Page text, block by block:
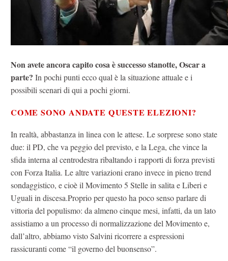
Non avete ancora capito cosa è successo stanotte, Oscar a
parte? In pochi punti ecco qual è la situazione attuale e i
possibili scenari di qui a pochi giorni.
COME SONO ANDATE QUESTE ELEZIONI?
In realtà, abbastanza in linea con le attese. Le sorprese sono state
due: il PD, che va peggio del previsto, e la Lega, che vince la
sfida interna al centrodestra ribaltando i rapporti di forza previsti
con Forza Italia. Le altre variazioni erano invece in pieno trend
sondaggistico, e cioè il Movimento 5 Stelle in salita e Liberi e
Uguali in discesa.Proprio per questo ha poco senso parlare di
vittoria del populismo: da almeno cinque mesi, infatti, da un lato
assistiamo a un processo di normalizzazione del Movimento e,
dall’altro, abbiamo visto Salvini ricorrere a espressioni
rassicuranti come “il governo del buonsenso”.